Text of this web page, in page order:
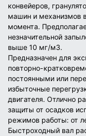
конвейеров,
машин и механизмов
момента.
незначительной
выше 10 мг/м3.
Предназначен для
повторно-
постоянными или
избыточные
двигателя. Отлично
защиты от осадков
режимов работы: от
Быстроходный вал